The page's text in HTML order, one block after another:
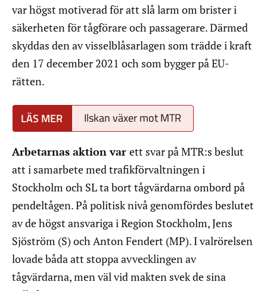
var högst motiverad för att slå larm om brister i
säkerheten för tågförare och passagerare. Därmed
skyddas den av visselblåsarlagen som trädde i kraft
den 17 december 2021 och som bygger på EU-
rätten.
Ilskan växer mot MTR
Arbetarnas aktion var ett svar på MTR:s beslut
att i samarbete med trafikförvaltningen i
Stockholm och SL ta bort tågvärdarna ombord på
pendeltågen. På politisk nivå genomfördes beslutet
av de högst ansvariga i Region Stockholm, Jens
Sjöström (S) och Anton Fendert (MP). I valrörelsen
lovade båda att stoppa avvecklingen av
tågvärdarna, men väl vid makten svek de sina